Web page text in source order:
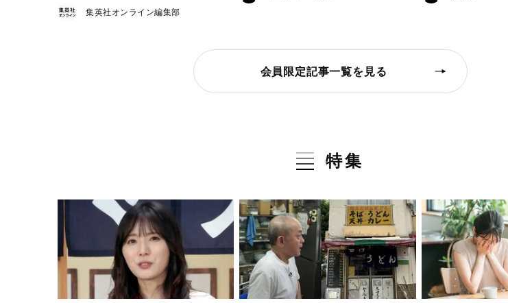
集英社オンライン編集部
会員限定記事一覧を見る
特集